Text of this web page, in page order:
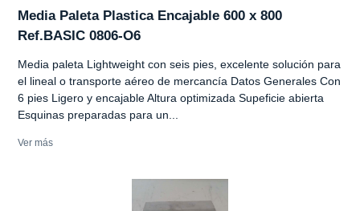
Media Paleta Plastica Encajable 600 x 800
Ref.BASIC 0806-O6
Media paleta Lightweight con seis pies, excelente solución para
el lineal o transporte aéreo de mercancía Datos Generales Con
6 pies Ligero y encajable Altura optimizada Supeficie abierta
Esquinas preparadas para un...
Ver más